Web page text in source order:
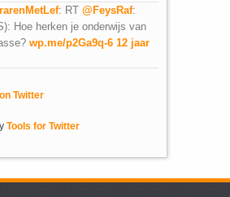
: RT @FeysRaf:
Hoe herken je onderwijs van
wp.me/p2Ga9q-6 12 jaar
Twitter
Tools for Twitter